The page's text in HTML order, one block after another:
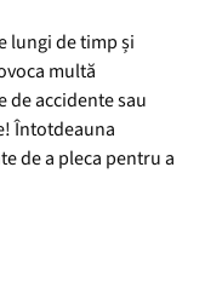
lungi de timp și
multă
de accidente sau
Întotdeauna
de a pleca pentru a